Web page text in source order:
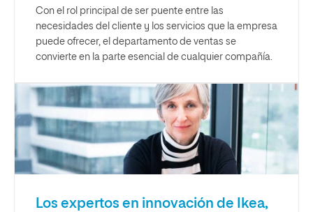
Con el rol principal de ser puente entre las
necesidades del cliente y los servicios que la empresa
puede ofrecer, el departamento de ventas se
convierte en la parte esencial de cualquier compañía.
Los expertos en innovación de Ikea,